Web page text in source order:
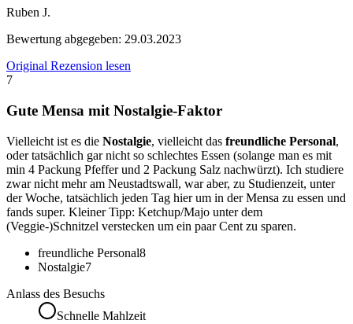
Ruben J.
Bewertung abgegeben: 29.03.2023
Original Rezension lesen
7
Gute Mensa mit Nostalgie-Faktor
Vielleicht ist es die Nostalgie, vielleicht das freundliche Personal,
oder tatsächlich gar nicht so schlechtes Essen (solange man es mit
min 4 Packung Pfeffer und 2 Packung Salz nachwürzt). Ich studiere
zwar nicht mehr am Neustadtswall, war aber, zu Studienzeit, unter
der Woche, tatsächlich jeden Tag hier um in der Mensa zu essen und
fands super. Kleiner Tipp: Ketchup/Majo unter dem
(Veggie-)Schnitzel verstecken um ein paar Cent zu sparen.
freundliche Personal8
Nostalgie7
Anlass des Besuchs
Schnelle Mahlzeit